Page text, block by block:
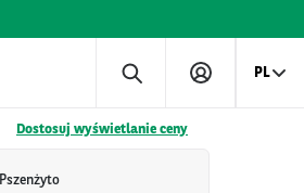
PL
Dostosuj wyświetlanie ceny
Pszenżyto